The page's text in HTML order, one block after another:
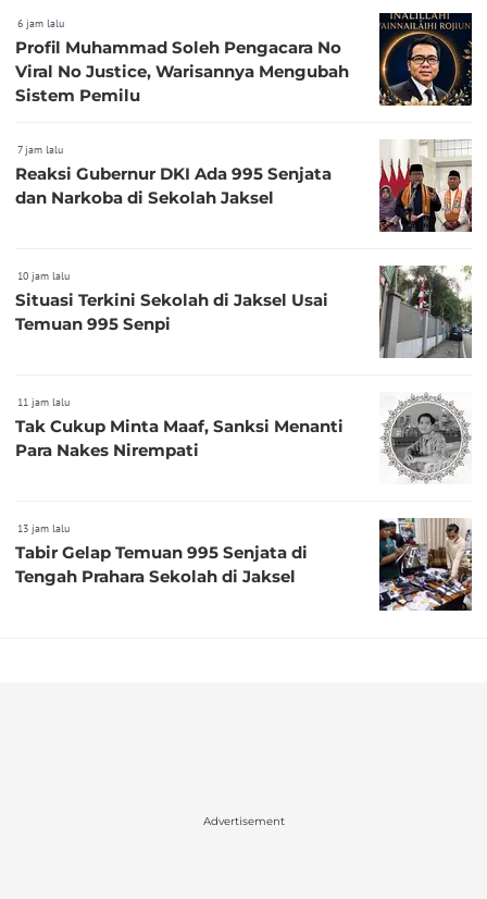
6 jam lalu
Profil Muhammad Soleh Pengacara No
Viral No Justice, Warisannya Mengubah
Sistem Pemilu
7 jam lalu
Reaksi Gubernur DKI Ada 995 Senjata
dan Narkoba di Sekolah Jaksel
10 jam lalu
Situasi Terkini Sekolah di Jaksel Usai
Temuan 995 Senpi
11 jam lalu
Tak Cukup Minta Maaf, Sanksi Menanti
Para Nakes Nirempati
13 jam lalu
Tabir Gelap Temuan 995 Senjata di
Tengah Prahara Sekolah di Jaksel
Advertisement